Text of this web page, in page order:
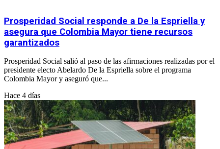
Prosperidad Social responde a De la Espriella y
asegura que Colombia Mayor tiene recursos
garantizados
Prosperidad Social salió al paso de las afirmaciones realizadas por el
presidente electo Abelardo De la Espriella sobre el programa
Colombia Mayor y aseguró que...
Hace 4 días